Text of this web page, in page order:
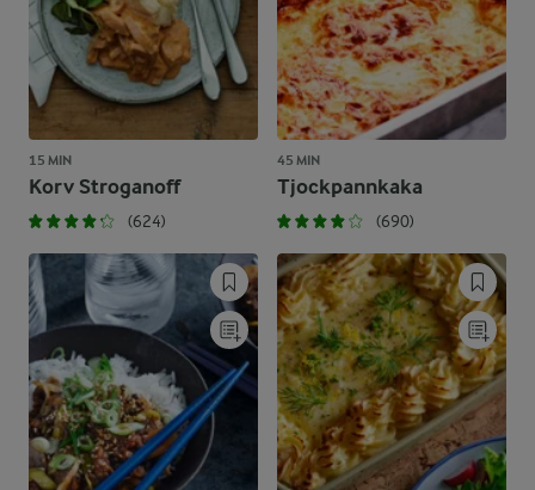
15 MIN
Korv Stroganoff
(624)
45 MIN
Tjockpannkaka
(690)